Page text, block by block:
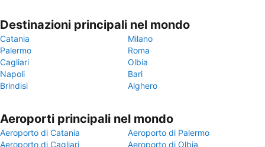
Destinazioni principali nel mondo
Catania
Milano
Palermo
Roma
Cagliari
Olbia
Napoli
Bari
Brindisi
Alghero
Aeroporti principali nel mondo
Aeroporto di Catania
Aeroporto di Palermo
Aeroporto di Cagliari
Aeroporto di Olbia